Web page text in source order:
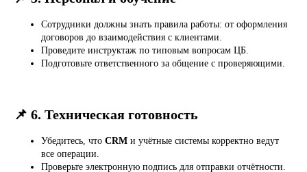
Сотрудники должны знать правила работы: от оформления
договоров до взаимодействия с клиентами.
Проведите инструктаж по типовым вопросам ЦБ.
Подготовьте ответственного за общение с проверяющими.
📌 6. Техническая готовность
Убедитесь, что CRM и учётные системы корректно ведут
все операции.
Проверьте электронную подпись для отправки отчётности.